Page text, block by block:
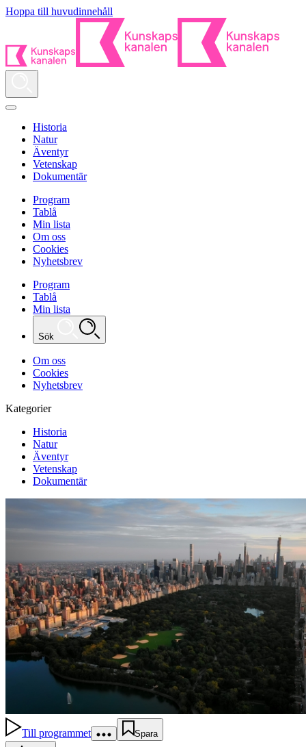
Hoppa till huvudinnehåll
Historia
Natur
Äventyr
Vetenskap
Dokumentär
Program
Tablå
Min lista
Om oss
Cookies
Nyhetsbrev
Program
Tablå
Min lista
Sök
Om oss
Cookies
Nyhetsbrev
Kategorier
Historia
Natur
Äventyr
Vetenskap
Dokumentär
Till programmet Spara